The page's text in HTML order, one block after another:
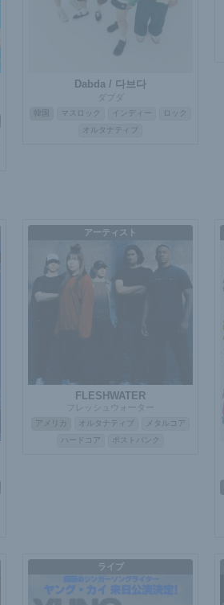
Dabda / 다브다
ダブダ
マスロック インディー
ロック
オルタナティブ
アーティスト
FLESHWATER
フレッシュウォーター
アメリカ オルタナティブ
メタルコア
ハードコア
ポストパンク
ライブ